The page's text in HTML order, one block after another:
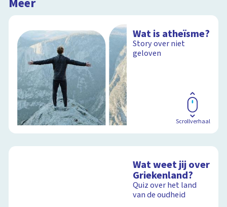
Wat is atheïsme?
Story over niet
geloven
Scrollverhaal
Wat weet jij over
Griekenland?
Quiz over het land
van de oudheid